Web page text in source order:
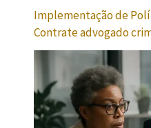
Implementação de
Contrate advogado